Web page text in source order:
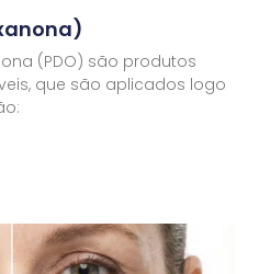
(PDO) são produtos
que são aplicados logo